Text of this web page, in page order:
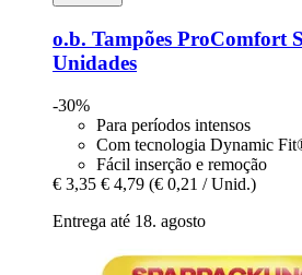
o.b. Tampões ProComfort
Unidades
-30%
Para períodos intensos
Com tecnologia Dynamic
Fácil inserção e remoção
€ 3,35 € 4,79 (€ 0,21 / Unid.)
Entrega até 18. agosto